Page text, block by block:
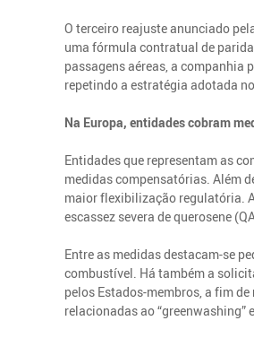
O terceiro reajuste anunciado
uma fórmula contratual de
passagens aéreas, a companhia
repetindo a estratégia adotada
Na Europa, entidades cobram
Entidades que representam as
medidas compensatórias. Além
maior flexibilização regulatória.
escassez severa de querosene
Entre as medidas destacam-se
combustível. Há também a
pelos Estados-membros, a fim
relacionadas ao